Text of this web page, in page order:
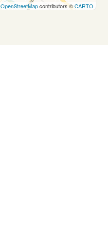
OpenStreetMapcontributors ©CARTO